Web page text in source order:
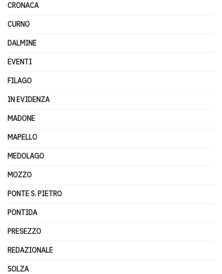
CRONACA
CURNO
DALMINE
EVENTI
FILAGO
IN EVIDENZA
MADONE
MAPELLO
MEDOLAGO
MOZZO
PONTE S. PIETRO
PONTIDA
PRESEZZO
REDAZIONALE
SOLZA